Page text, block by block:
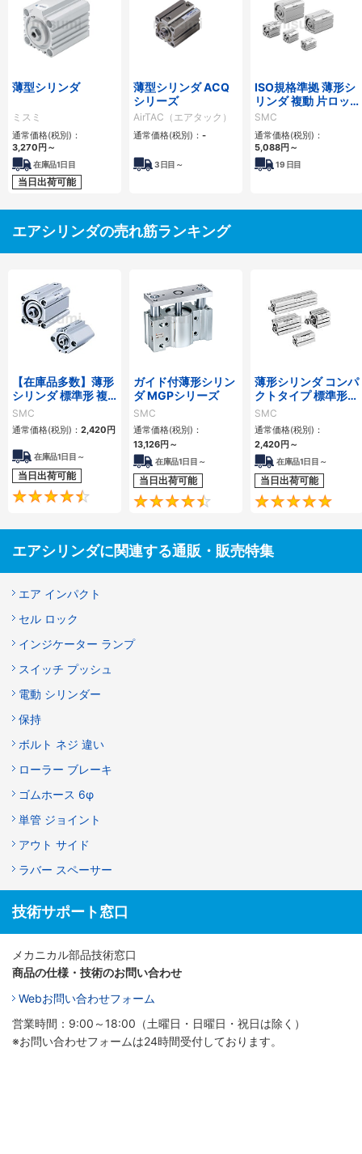
薄型シリンダ
ミスミ
通常価格(税別)：
3,270 円 ～
在庫品1日目
当日出荷可能
薄型シリンダ ACQ
シリーズ
AirTAC（エアタック）
通常価格(税別)： -
3日目～
ISO規格準拠 薄形シ
リンダ 複動 片ロッ
ド C55シリーズ
SMC
通常価格(税別)：
5,088円 ～
19 日目
エアシリンダの売れ筋ランキング
【在庫品多数】薄形
シリンダ 標準形 複
動・片ロッド CQ2
シリーズ
SMC
通常価格(税別)： 2,420 円
在庫品1日目～
当日出荷可能
4.5
ガイド付薄形シリン
ダ MGPシリーズ
SMC
通常価格(税別)：
13,126円 ～
在庫品1日目～
当日出荷可能
4.6
薄形シリンダ コンパ
クトタイプ 標準形
複動 片ロッド CQS
シリーズ
SMC
通常価格(税別)：
2,420 円 ～
在庫品1日目～
当日出荷可能
エアシリンダに関連する通販・販売特集
エア インパクト
セル ロック
インジケーター ランプ
スイッチ プッシュ
電動 シリンダー
保持
ボルト ネジ 違い
ローラー ブレーキ
ゴムホース 6φ
単管 ジョイント
アウト サイド
ラバー スペーサー
技術サポート窓口
メカニカル部品技術窓口
商品の仕様・技術のお問い合わせ
Webお問い合わせフォーム
営業時間：9:00～18:00（土曜日・日曜日・祝日は除く）
※お問い合わせフォームは24時間受付しております。